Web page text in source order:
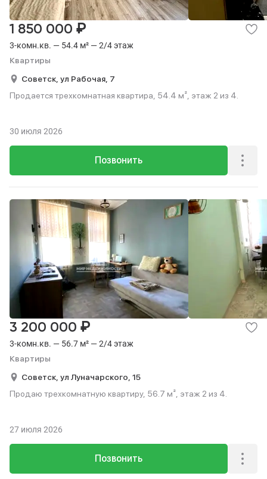
3-комн.кв. — 54.4 м² — 2/4 этаж
Квартиры
1 850 000 ₽
Советск, ул Рабочая, 7
Продается трехкомнатная квартира, 54.4 м², этаж 2 из 4.
Позвонить
30 июля 2026
3-комн.кв. — 56.7 м² — 2/4 этаж
Квартиры
3 200 000 ₽
Советск, ул Луначарского, 15
Продаю трехкомнатную квартиру, 56.7 м², этаж 2 из 4.
Позвонить
27 июля 2026